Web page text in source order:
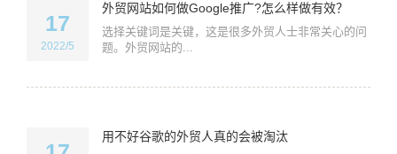
17
2022/5
外贸网站如何做Google推广?怎么样做有效？
选择关键词是关键，这是很多外贸人士非常关心的问
题。外贸网站的...
用不好谷歌的外贸人真的会被淘汰